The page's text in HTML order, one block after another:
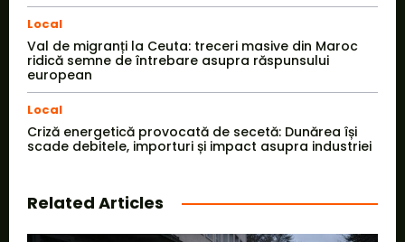
Local
Val de migranți la Ceuta: treceri masive din Maroc
ridică semne de întrebare asupra răspunsului
european
Local
Criză energetică provocată de secetă: Dunărea își
scade debitele, importuri și impact asupra industriei
Related Articles